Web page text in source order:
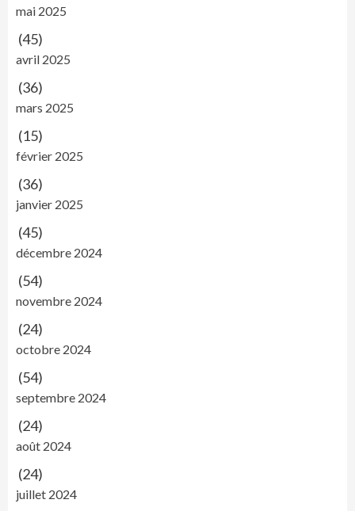
mai 2025
(45)
avril 2025
(36)
mars 2025
(15)
février 2025
(36)
janvier 2025
(45)
décembre 2024
(54)
novembre 2024
(24)
octobre 2024
(54)
septembre 2024
(24)
août 2024
(24)
juillet 2024